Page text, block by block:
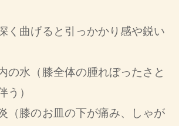
く曲げると引っかかり感や鋭い
の水（膝全体の腫れぼったさと
う）
（膝のお皿の下が痛み、しゃが